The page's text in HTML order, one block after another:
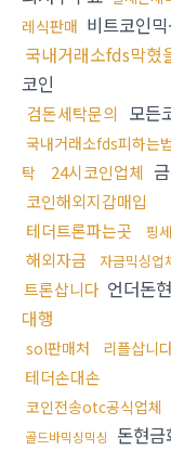
레식판매 비트코인믹
국내거래소fds막혔
코인
검돈세탁문의 모든
국내거래소fds피하는법
탁
24시코인업체
코인해외지갑매입
테더트론파는곳
핑
해외자금 자금믹싱업
트론삽니다 언더돈
대행
sol판매처 리플삽니
테더손대손
코인전송otc공식업체
골드바믹싱믹싱 돈현금